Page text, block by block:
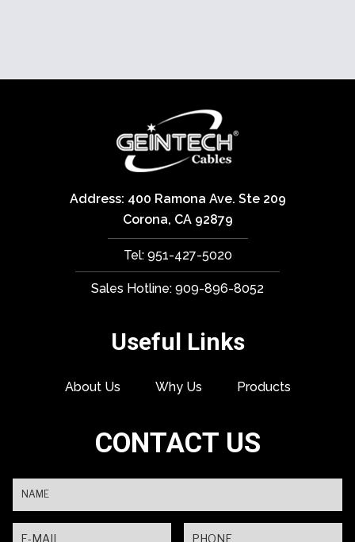
Address: 400 Ramona Ave. Ste 209
Corona, CA 92879
Tel: 951-427-5020
Sales Hotline: 909-896-8052
Useful Links
About Us Why Us Products
CONTACT US